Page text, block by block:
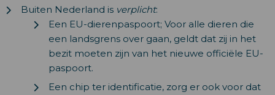
Buiten Nederland is verplicht:
Een EU-dierenpaspoort; Voor alle dieren die
een landsgrens over gaan, geldt dat zij in het
bezit moeten zijn van het nieuwe officiële EU-
paspoort.
Een chip ter identificatie, zorg er ook voor dat